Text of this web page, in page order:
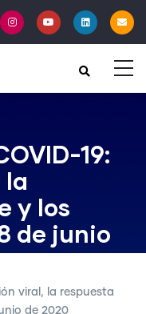
19:
la
y los
de junio
viral, la respuesta
de 2020